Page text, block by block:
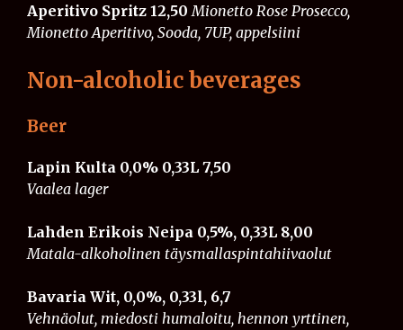
Aperitivo Spritz 12,50 Mionetto Rose Prosecco,
Mionetto Aperitivo, Sooda, 7UP, appelsiini
Non-alcoholic beverages
Beer
Lapin Kulta 0,0% 0,33L 7,50
Vaalea lager
Lahden Erikois Neipa 0,5%, 0,33L 8,00
Matala-alkoholinen täysmallaspintahiivaolut
Bavaria Wit, 0,0%, 0,33l, 6,7
Vehnäolut, miedosti humaloitu, hennon yrttinen,